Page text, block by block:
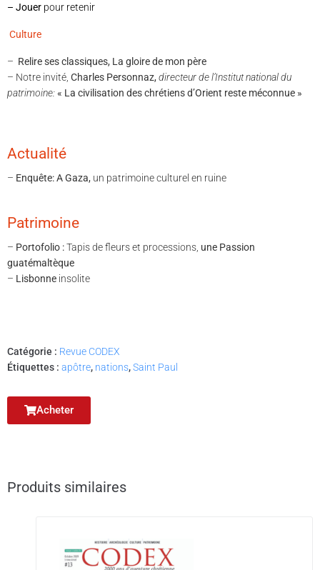
– Jouer pour retenir
Culture
– Relire ses classiques, La gloire de mon père
– Notre invité, Charles Personnaz, directeur de l’Institut national du
patrimoine:« La civilisation des chrétiens d’Orient reste méconnue »
Actualité
– Enquête: A Gaza, un patrimoine culturel en ruine
Patrimoine
– Portofolio :Tapis de fleurs et processions, une Passion
guatémaltèque
– Lisbonne insolite
Catégorie : Revue CODEX
Étiquettes : apôtre, nations,Saint Paul
Acheter
Produits similaires